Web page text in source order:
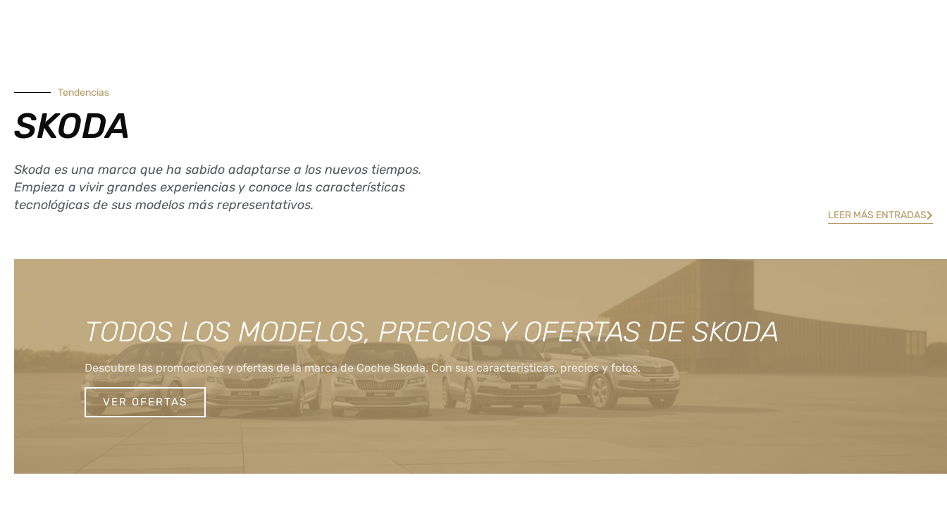
Tendencias
SKODA
Skoda es una marca que ha sabido adaptarse a los nuevos tiempos.
Empieza a vivir grandes experiencias y conoce las características
tecnológicas de sus modelos más representativos.
LEER MÁS ENTRADAS
TODOS LOS MODELOS, PRECIOS Y OFERTAS DE SKODA
Descubre las promociones y ofertas de la marca de Coche Skoda. Con sus características, precios y fotos.
VER OFERTAS